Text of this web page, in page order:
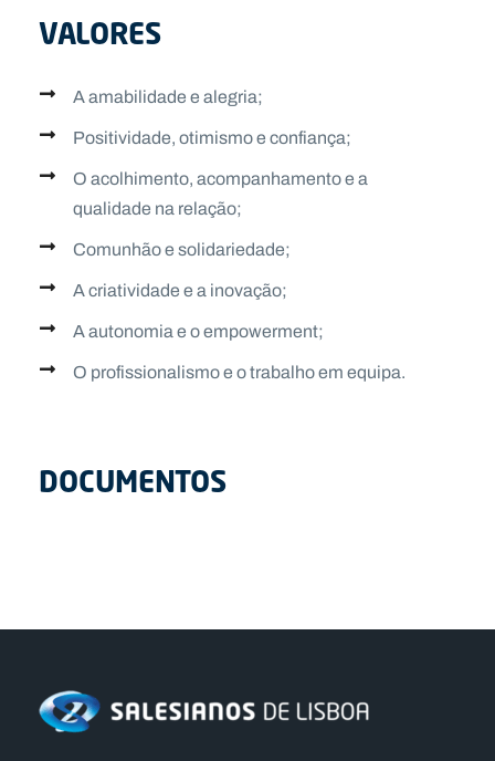
VALORES
A amabilidade e alegria;
Positividade, otimismo e confiança;
O acolhimento, acompanhamento e a
qualidade na relação;
Comunhão e solidariedade;
A criatividade e a inovação;
A autonomia e o empowerment;
O profissionalismo e o trabalho em equipa.
DOCUMENTOS